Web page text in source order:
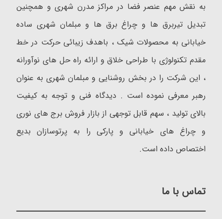
به نقش مهم عنصر فضا در مراکز مدرن شهری و همچنین
تبدیل تیربرق ها و چراغ برق ها و مبلمان شهری ساده
خیابانی به محصولات شیک ، باهدف زیبائی حرکت در خط
مقدم تکنولوژی با طراحی خلاق و ارائه راه حل های نوآورانه
، این شرکت را در بخش روشنایی و مبلمان شهری به عنوان
رهبر معرفی نموده است . دیدگاه فنی و توجه به کیفیت
بالای تولید ، سهم قابل توجهی از بازار فروش برج های نوری
و چراغ های خیابانی و پارکی را به پرتوسازان بدیع
اختصاص داده است.
تماس با ما